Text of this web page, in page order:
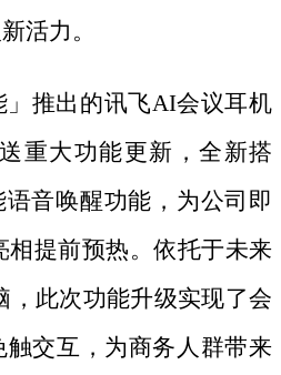
活力。
推出的讯飞AI会议耳机
重大功能更新，全新搭
音唤醒功能，为公司即
相提前预热。依托于未来
，此次功能升级实现了会
交互，为商务人群带来